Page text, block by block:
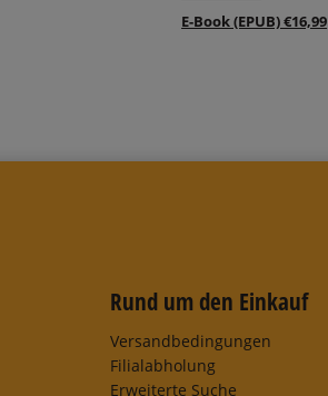
E-Book (EPUB) €16,99
Rund um den Einkauf
Versandbedingungen
Filialabholung
Erweiterte Suche